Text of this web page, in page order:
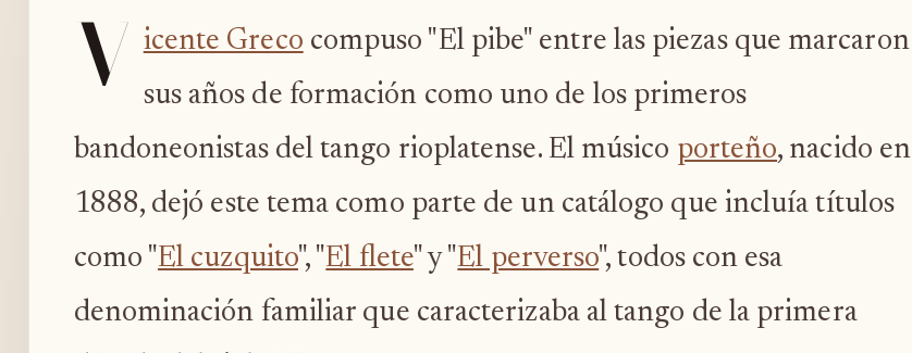
V icente Greco compuso "El pibe" entre las piezas que marcaron
sus años de formación como uno de los primeros
bandoneonistas del tango rioplatense. El músico porteño, nacido en
1888, dejó este tema como parte de un catálogo que incluía títulos
como "El cuzquito", "El flete" y "El perverso", todos con esa
denominación familiar que caracterizaba al tango de la primera